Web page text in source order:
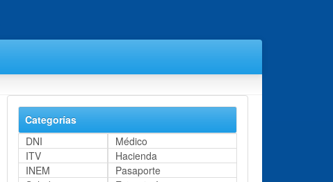
Categorías
DNI
Médico
ITV
Hacienda
INEM
Pasaporte